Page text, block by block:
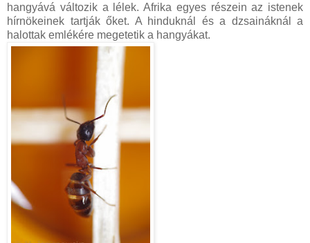
hangyává változik a lélek. Afrika egyes részein az istenek
hírnökeinek tartják őket. A hinduknál és a dzsaináknál a
halottak emlékére megetetik a hangyákat.